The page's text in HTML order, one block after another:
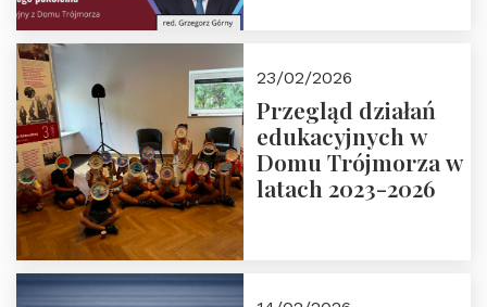
Rozmawiają red.
Grzegorz Górny i
prof. Michał
Łuczewski
23/02/2026
Przegląd działań
edukacyjnych w
Domu Trójmorza w
latach 2023-2026